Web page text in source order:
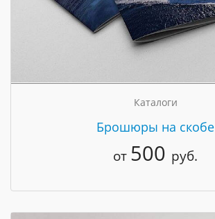
Каталоги
Брошюры на скобе
от 500 руб.